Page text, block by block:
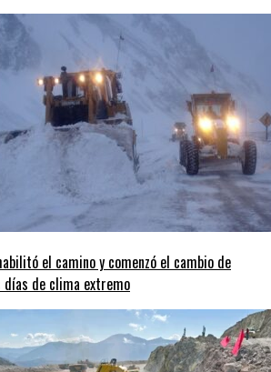
el camino y comenzó el cambio de
de clima extremo